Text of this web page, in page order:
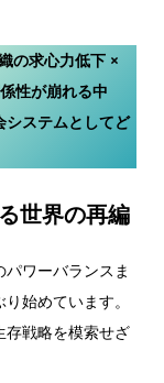
の求心力低下 ×
性が崩れる中
システムとしてど
世界の再編
ワーバランスま
始めています。
存戦略を模索せざ